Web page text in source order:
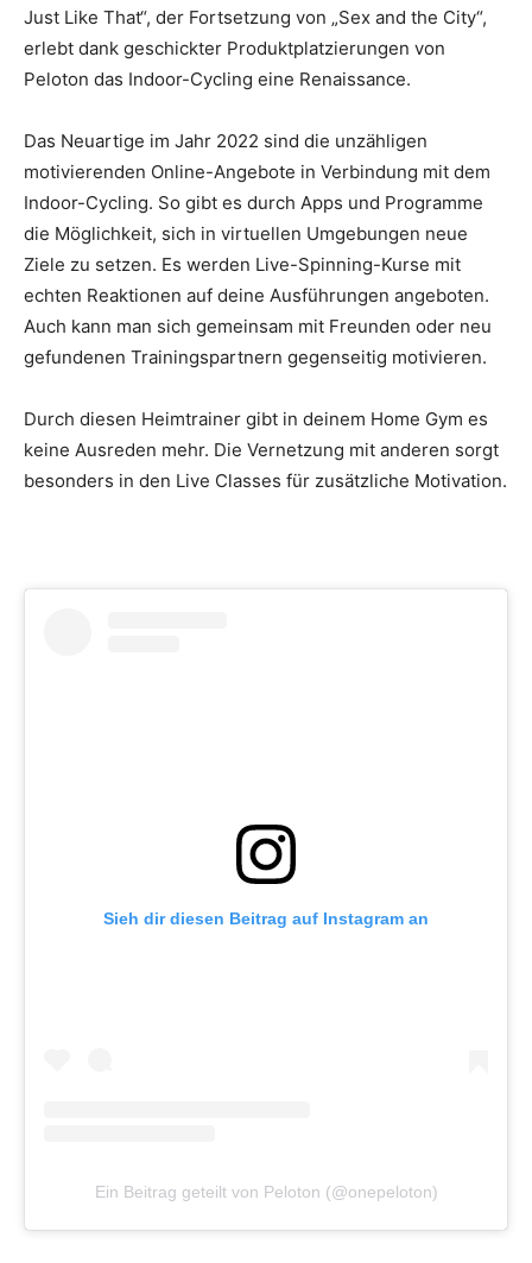
Just Like That“, der Fortsetzung von „Sex and the City“,
erlebt dank geschickter Produktplatzierungen von
Peloton das Indoor-Cycling eine Renaissance.
Das Neuartige im Jahr 2022 sind die unzähligen
motivierenden Online-Angebote in Verbindung mit dem
Indoor-Cycling. So gibt es durch Apps und Programme
die Möglichkeit, sich in virtuellen Umgebungen neue
Ziele zu setzen. Es werden Live-Spinning-Kurse mit
echten Reaktionen auf deine Ausführungen angeboten.
Auch kann man sich gemeinsam mit Freunden oder neu
gefundenen Trainingspartnern gegenseitig motivieren.
Durch diesen Heimtrainer gibt in deinem Home Gym es
keine Ausreden mehr. Die Vernetzung mit anderen sorgt
besonders in den Live Classes für zusätzliche Motivation.
Sieh dir diesen Beitrag auf Instagram an
Ein Beitrag geteilt von Peloton (@onepeloton)